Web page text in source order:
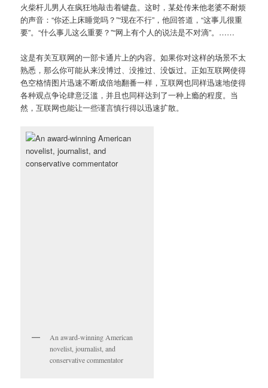
火柴杆儿男人在疯狂地敲击着键盘。这时，某处传来他老婆不耐烦
的声音：“你还上床睡觉吗？”“现在不行”，他回答道，“这事儿很重
要”。“什么事儿这么重要？”“网上有个人的说法是不对滴”。……
这是有关互联网的一部卡通片上的内容。如果你对这样的场景不太
熟悉，那么你可能从来没博过、没推过、没饭过。正如互联网使得
色空格情图片迅速不断成倍地翻番一样，互联网也同样迅速地使得
各种观点争论肆意泛滥，并且也同样达到了一种上瘾的程度。当
然，互联网也能让一些谨言慎行得以迅速扩散。
An award-winning American
novelist, journalist, and
conservative commentator